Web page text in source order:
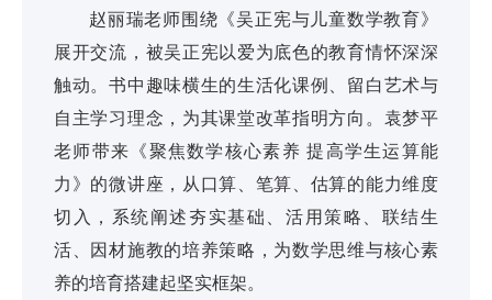
赵丽瑞老师围绕《吴正宪与儿童数学教育》
展开交流，被吴正宪以爱为底色的教育情怀深深
触动。书中趣味横生的生活化课例、留白艺术与
自主学习理念，为其课堂改革指明方向。袁梦平
老师带来《聚焦数学核心素养 提高学生运算能
力》的微讲座，从口算、笔算、估算的能力维度
切入，系统阐述夯实基础、活用策略、联结生
活、因材施教的培养策略，为数学思维与核心素
养的培育搭建起坚实框架。